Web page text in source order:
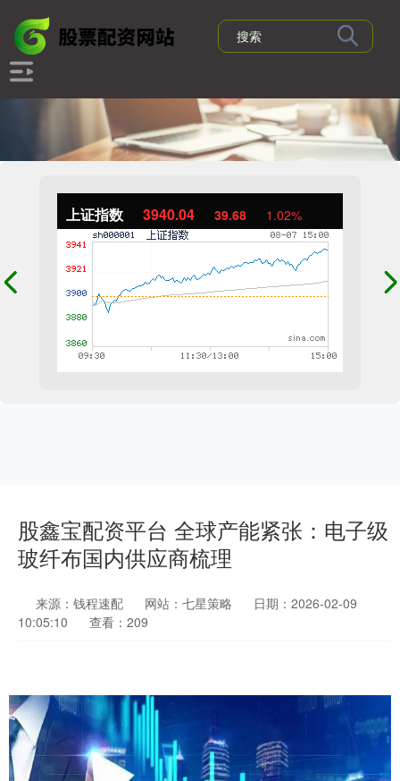
上证指数 3940.04 39.68 1.02%
股鑫宝配资平台 全球产能紧张：电子级
玻纤布国内供应商梳理
来源：钱程速配 网站：七星策略
日期：2026-02-09
10:05:10
查看：209